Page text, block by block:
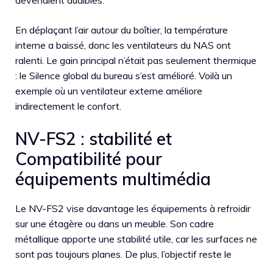
En déplaçant l’air autour du boîtier, la température
interne a baissé, donc les ventilateurs du NAS ont
ralenti. Le gain principal n’était pas seulement thermique
: le Silence global du bureau s’est amélioré. Voilà un
exemple où un ventilateur externe améliore
indirectement le confort.
NV-FS2 : stabilité et
Compatibilité pour
équipements multimédia
Le NV-FS2 vise davantage les équipements à refroidir
sur une étagère ou dans un meuble. Son cadre
métallique apporte une stabilité utile, car les surfaces ne
sont pas toujours planes. De plus, l’objectif reste le